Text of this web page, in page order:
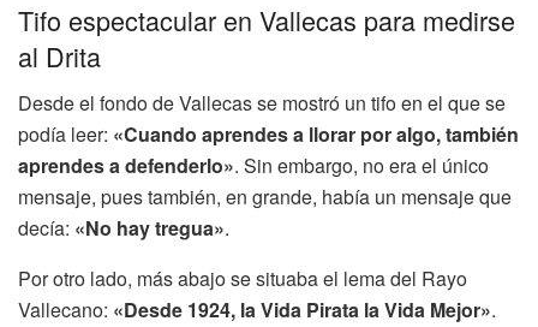
Tifo espectacular en Vallecas para medirse
al Drita
Desde el fondo de Vallecas se mostró un tifo en el que se
podía leer: «Cuando aprendes a llorar por algo, también
aprendes a defenderlo». Sin embargo, no era el único
mensaje, pues también, en grande, había un mensaje que
decía: «No hay tregua».
Por otro lado, más abajo se situaba el lema del Rayo
Vallecano: «Desde 1924, la Vida Pirata la Vida Mejor».